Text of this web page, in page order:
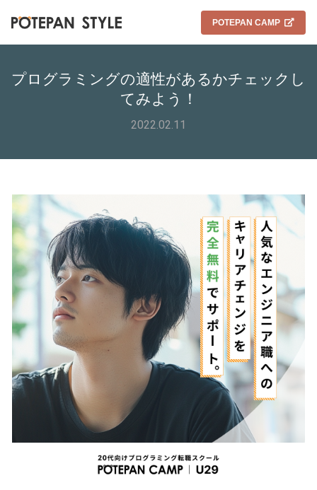
POTEPAN CAMP
プログラミングの適性があるかチェックし
てみよう！
2022.02.11